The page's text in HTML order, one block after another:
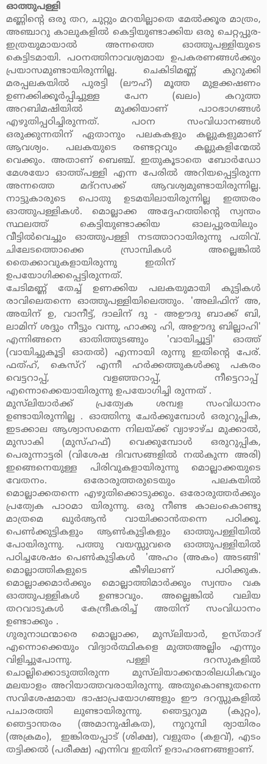
ഓത്തുപള്ളി
മണ്ണിന്റെ ഒരു തറ, ചുറ്റും മറയില്ലാതെ മേല്‍ക്കൂര മാത്രം,
അഞ്ചാറു കാലുകളില്‍ കെട്ടിയുണ്ടാക്കിയ ഒരു ചെറ്റപ്പുര-
ഇത്രയുമായാല്‍ അന്നത്തെ ഓത്തുപള്ളിയുടെ
കെട്ടിടമായി. പഠനത്തിനാവശ്യമായ ഉപകരണങ്ങള്‍ക്കും
പ്രയാസമുണ്ടായിരുന്നില്ല. ചെകിടിമണ്ണ് കുറുക്കി
മരപ്പലകയില്‍ പുരട്ടി (ലൗഹ്) മൂത്ത മുളക്കഷണം
ഉണക്കിക്കൂര്‍പ്പിച്ചുള്ള പേന (ഖലം) കറുത്ത
അറബിമഷിയില്‍ മുക്കിയാണ് പാഠഭാഗങ്ങള്‍
എഴുതിപ്പഠിച്ചിരുന്നത്. പഠന സംവിധാനങ്ങള്‍
ഒരുക്കുന്നതിന് ഏതാനും പലകകളും കല്ലുകളുമാണ്
ആവശ്യം. പലകയുടെ രണ്ടറ്റവും കല്ലുകളിന്മേല്‍
വെക്കും. അതാണ് ബെഞ്ച്. ഇതുകൂടാതെ ബോര്‍ഡോ
മേശയോ ഓത്ത്പള്ളി എന്ന പേരില്‍ അറിയപ്പെട്ടിരുന്ന
അന്നത്തെ മദ്‌റസക്ക് ആവശ്യമുണ്ടായിരുന്നില്ല.
നാട്ടുകാരുടെ പൊതു ഉടമയിലായിരുന്നില്ല ഇത്തരം
ഓത്തുപള്ളികള്‍. മൊല്ലാക്ക അദ്ദേഹത്തിന്റെ സ്വന്തം
സ്ഥലത്ത് കെട്ടിയുണ്ടാക്കിയ ഓലപ്പുരയിലും
വീട്ടില്‍വെച്ചും ഓത്തുപള്ളി നടത്താറായിരുന്നു പതിവ്.
ചിലേടത്തൊക്കെ സ്രാമ്പികള്‍ അല്ലെങ്കില്‍
തൈക്കാവുകളായിരുന്നു ഇതിന്
ഉപയോഗിക്കപ്പെട്ടിരുന്നത്.
ചേടിമണ്ണ് തേച്ച് ഉണക്കിയ പലകയുമായി കുട്ടികള്‍
രാവിലെതന്നെ ഓത്തുപള്ളിയിലെത്തും. 'അലിഫിന് അ,
അയിന് ഉ, വാനീട്ട്, ദാലിന് ദു - അഊദു ബാക്ക് ബി,
ലാമിന് ശദ്ദും നീട്ടും വന്നു, ഹാക്കു ഹി, അഊദു ബില്ലാഹി'
എന്നിങ്ങനെ ഓതിത്തുടങ്ങും 'വായിച്ചൂട്ടി' ഓത്ത്
(വായിച്ചുകൂട്ടി ഓതല്‍) എന്നായി രുന്നു ഇതിന്റെ പേര്.
ഫത്ഹ്, കെസ്‌റ് എന്നീ ഹര്‍ക്കത്തുകള്‍ക്കു പകരം
വെട്ടറാപ്പ്, വളഞ്ഞറാപ്പ്, നീട്ടെറാപ്പ്
എന്നൊക്കെയായിരുന്നു ഉപയോഗിച്ചി രുന്നത് .
മുസ്‌ലിയാര്‍ക്ക് പ്രത്യേക ശമ്പള സംവിധാനം
ഉണ്ടായിരുന്നില്ല . ഓത്തിനു ചേര്‍ക്കുമ്പോള്‍ ഒരുറുപ്പിക,
ഇടക്കാല ആശ്വാസമെന്ന നിലയ്ക്ക് വ്യാഴാഴ്ച മുക്കാല്‍,
മുസാകി (മുസ്ഹഫ്) വെക്കുമ്പോള്‍ ഒരുറുപ്പിക,
പെരുന്നാട്ടരി (വിശേഷ ദിവസങ്ങളില്‍ നല്‍കുന്ന അരി)
ഇങ്ങെനെയുള്ള പിരിവുകളായിരുന്നു മൊല്ലാക്കയുടെ
വേതനം. ഒരോരുത്തരുടെയും പലകയില്‍
മൊല്ലാക്കതന്നെ എഴുതിക്കൊടുക്കും. ഒരോരുത്തര്‍ക്കും
പ്രത്യേക പാഠമാ യിരുന്നു. ഒരു നീണ്ട കാലംകൊണ്ടു
മാത്രമെ ഖുര്‍ആന്‍ വായിക്കാന്‍തന്നെ പഠിക്കൂ.
പെണ്‍ക്കുട്ടികളും ആണ്‍കുട്ടികളും ഓത്തുപള്ളിയില്‍
പോയിരുന്നു. പത്തു വയസ്സുവരെ ഓത്തുപള്ളിയില്‍
പഠിച്ചശേഷം പെണ്‍കുട്ടികള്‍ 'അഹം (അകം) അടങ്ങി'
മൊല്ലാത്തികളുടെ കീഴിലാണ് പഠിക്കുക.
മൊല്ലാക്കമാര്‍ക്കും മൊല്ലാത്തിമാര്‍ക്കും സ്വന്തം വക
ഓത്തുപള്ളികള്‍ ഉണ്ടാവും. അല്ലെങ്കില്‍ വലിയ
തറവാടുകള്‍ കേന്ദ്രീകരിച്ച് അതിന് സംവിധാനം
ഉണ്ടാക്കും .
ഗുരുനാഥന്മാരെ മൊല്ലാക്ക, മുസ്‌ലിയാര്‍, ഉസ്താദ്
എന്നൊക്കെയും വിദ്യാര്‍ത്ഥികളെ മുത്തഅല്ലിം എന്നും
വിളിച്ചുപോന്നു. പള്ളി ദറസുകളില്‍
ചൊല്ലിക്കൊടുത്തിരുന്ന മുസ്‌ലിയാക്കന്മാരിലധികവും
മലയാളം അറിയാത്തവരായിരുന്നു. അതുകൊണ്ടുതന്നെ
സവിശേഷമായ ഭാഷാപ്രയോഗങ്ങളും ഈ ദറസ്സുകളില്‍
പചാരത്തി ലുണ്ടായിരുന്നു. ഞെട്ടുറുമ (കുറ്റം),
ഞെട്ടാന്തരം (അമാനുഷികത), നുറുമ്പി ര്യായിരം
(അക്രമം), ഇങ്കിരയപ്പാട് (ശിക്ഷ), വളുതം (കളവ്), എടം
തട്ടിക്കല്‍ (പരീക്ഷ) എന്നിവ ഇതിന് ഉദാഹരണങ്ങളാണ്.